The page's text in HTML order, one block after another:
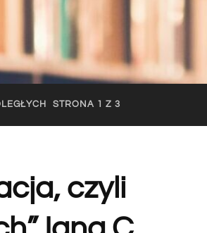
STRONA 1 Z 3
czyli